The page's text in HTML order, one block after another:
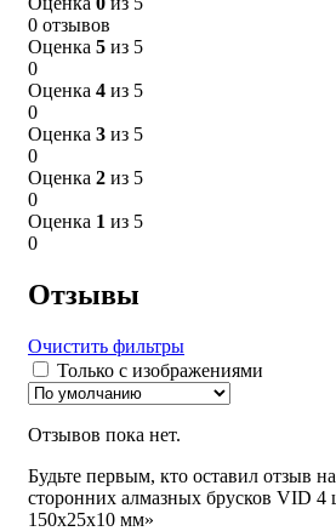
0 отзывов
Оценка 5 из 5
0
Оценка 4 из 5
0
Оценка 3 из 5
0
Оценка 2 из 5
0
Оценка 1 из 5
0
Отзывы
Очистить фильтры
Только с изображениями
Отзывов пока нет.
Будьте первым, кто оставил отзыв
сторонних алмазных брусков VID 4
150х25х10 мм»